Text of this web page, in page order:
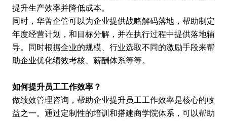
提升生产效率并降低成本。
同时，华菁企管可以为企业提供战略解码落地，帮助制定
年度经营计划，和目标分解，并在执行过程中提供落地辅
导。同时根据企业的规模、行业选取不同的激励手段来帮
助企业优化绩效考核、薪酬体系等等。
如何提升员工工作效率？
做绩效管理咨询，帮助企业提升员工工作效率是核心的收
益之一。通过定制性的培训和搭建商学院体系，可以帮助